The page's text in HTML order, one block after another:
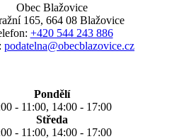
Obec Blažovice
165, 664 08 Blažovice
+420 544 243 886
podatelna@obecblazovice.cz
Pondělí
- 11:00, 14:00 - 17:00
Středa
- 11:00, 14:00 - 17:00